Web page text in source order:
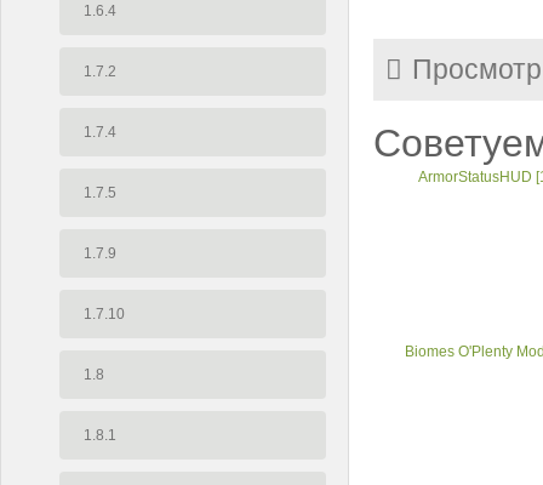
1.6.4
1.7.2
1.7.4
1.7.5
1.7.9
1.7.10
1.8
1.8.1
ArmorStatusHUD
Biomes O'Plenty